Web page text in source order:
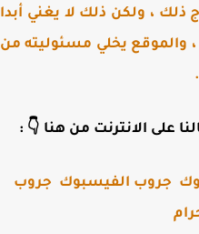
، ولكن ذلك لا يغني أبدا
يخلي مسئوليته من
على الانترنت من هنا 👇 :
جروب الفيسبوك جروب